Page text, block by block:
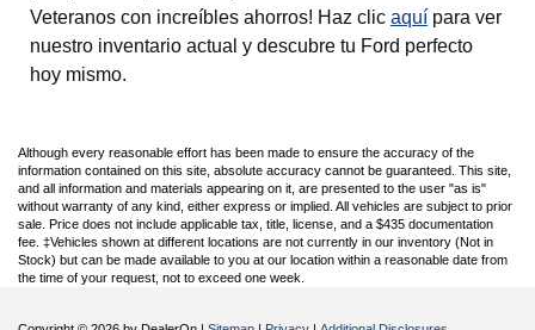
Veteranos con increíbles ahorros! Haz clic aquí para ver
nuestro inventario actual y descubre tu Ford perfecto
hoy mismo.
Although every reasonable effort has been made to ensure the accuracy of the
information contained on this site, absolute accuracy cannot be guaranteed. This site,
and all information and materials appearing on it, are presented to the user "as is"
without warranty of any kind, either express or implied. All vehicles are subject to prior
sale. Price does not include applicable tax, title, license, and a $435 documentation
fee. ‡Vehicles shown at different locations are not currently in our inventory (Not in
Stock) but can be made available to you at our location within a reasonable date from
the time of your request, not to exceed one week.